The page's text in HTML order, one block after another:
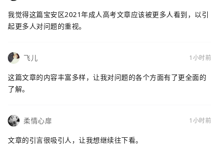
我觉得这篇宝安区2021年成人高考文章应该被更多人看到，以引
起更多人对问题的重视。
飞儿 1小时前
这篇文章的内容丰富多样，让我对问题的各个方面有了更全面的
了解。
柔情心扉 1小时前
文章的引言很吸引人，让我想继续往下看。